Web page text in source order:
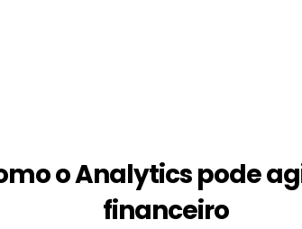
o Analytics pode
financeiro